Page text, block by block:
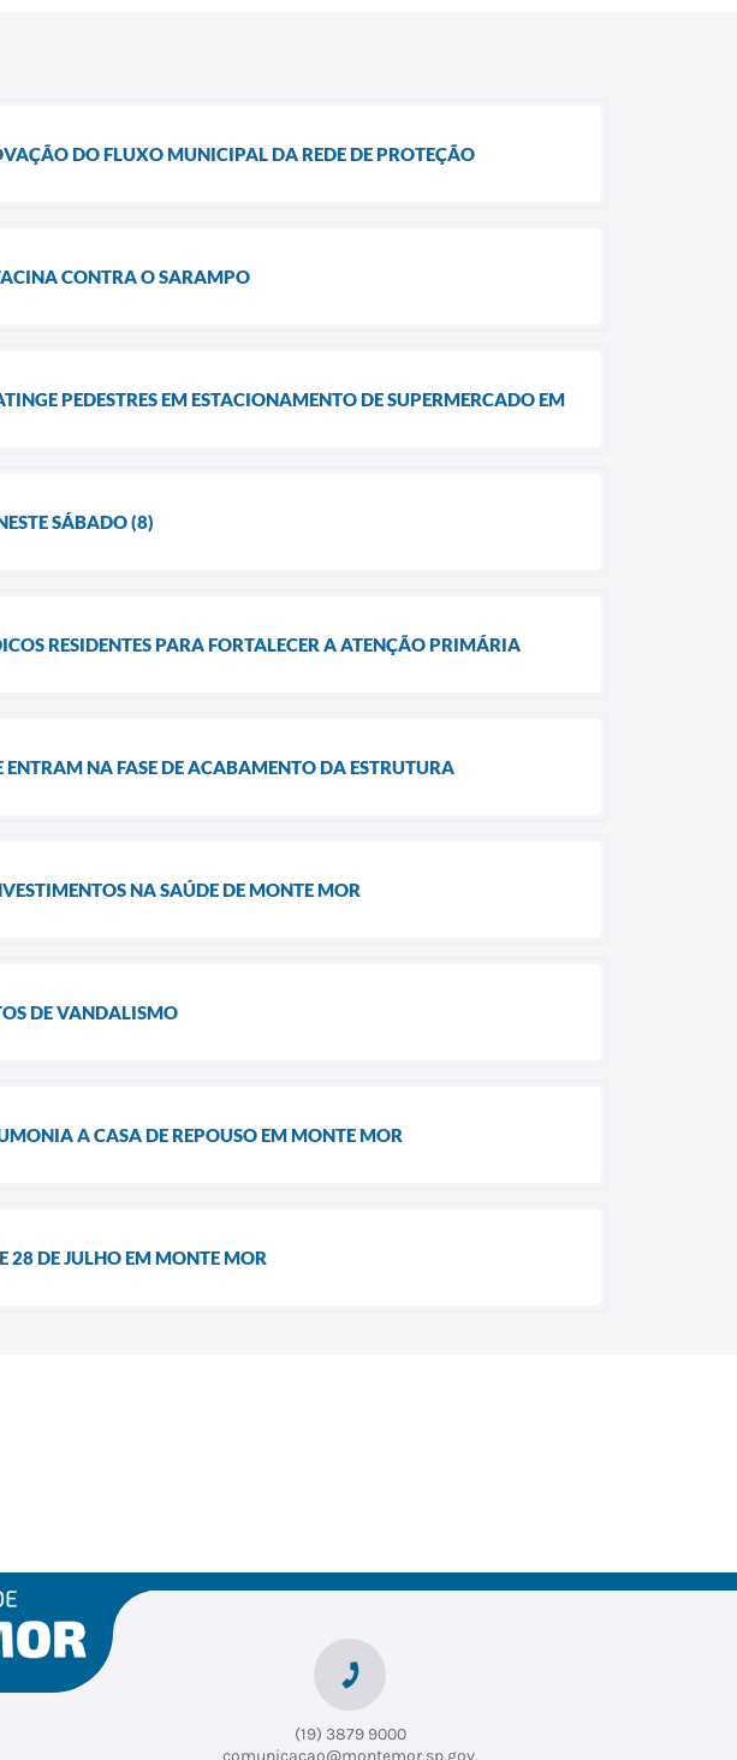
DO FLUXO MUNICIPAL DA REDE DE PROTEÇÃO
CONTRA O SARAMPO
PEDESTRES EM ESTACIONAMENTO DE SUPERMERCADO EM
SÁBADO (8)
RESIDENTES PARA FORTALECER A ATENÇÃO PRIMÁRIA
NA FASE DE ACABAMENTO DA ESTRUTURA
NA SAÚDE DE MONTE MOR
DE VANDALISMO
A CASA DE REPOUSO EM MONTE MOR
28 DE JULHO EM MONTE MOR
(19) 3879 9000
comunicacao@montemor.sp.gov.